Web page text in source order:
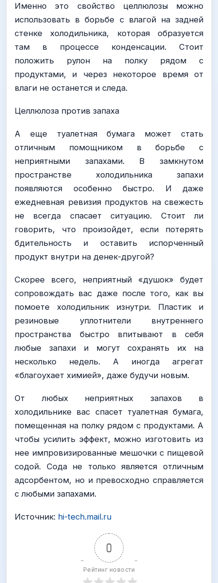
Именно это свойство целлюлозы можно
использовать в борьбе с влагой на задней
стенке холодильника, которая образуется
там в процессе конденсации. Стоит
положить рулон на полку рядом с
продуктами, и через некоторое время от
влаги не останется и следа.
Целлюлоза против запаха
А еще туалетная бумага может стать
отличным помощником в борьбе с
неприятными запахами. В замкнутом
пространстве холодильника запахи
появляются особенно быстро. И даже
ежедневная ревизия продуктов на свежесть
не всегда спасает ситуацию. Стоит ли
говорить, что произойдет, если потерять
бдительность и оставить испорченный
продукт внутри на денек-другой?
Скорее всего, неприятный «душок» будет
сопровождать вас даже после того, как вы
помоете холодильник изнутри. Пластик и
резиновые уплотнители внутреннего
пространства быстро впитывают в себя
любые запахи и могут сохранять их на
несколько недель. А иногда агрегат
«благоухает химией», даже будучи новым.
От любых неприятных запахов в
холодильнике вас спасет туалетная бумага,
помещенная на полку рядом с продуктами. А
чтобы усилить эффект, можно изготовить из
нее импровизированные мешочки с пищевой
содой. Сода не только является отличным
адсорбентом, но и превосходно справляется
с любыми запахами.
Источник: hi-tech.mail.ru
0
Рейтинг новости